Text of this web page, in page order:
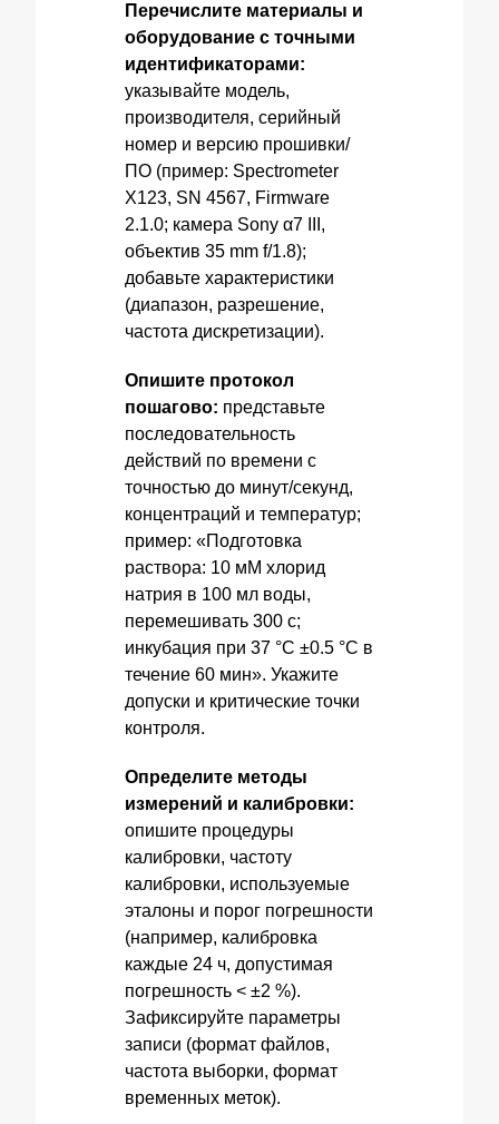
Перечислите материалы и
оборудование с точными
идентификаторами:
указывайте модель,
производителя, серийный
номер и версию прошивки/
ПО (пример: Spectrometer
X123, SN 4567, Firmware
2.1.0; камера Sony α7 III,
объектив 35 mm f/1.8);
добавьте характеристики
(диапазон, разрешение,
частота дискретизации).
Опишите протокол
пошагово: представьте
последовательность
действий по времени с
точностью до минут/секунд,
концентраций и температур;
пример: «Подготовка
раствора: 10 мМ хлорид
натрия в 100 мл воды,
перемешивать 300 с;
инкубация при 37 °C ±0.5 °C в
течение 60 мин». Укажите
допуски и критические точки
контроля.
Определите методы
измерений и калибровки:
опишите процедуры
калибровки, частоту
калибровки, используемые
эталоны и порог погрешности
(например, калибровка
каждые 24 ч, допустимая
погрешность < ±2 %).
Зафиксируйте параметры
записи (формат файлов,
частота выборки, формат
временных меток).